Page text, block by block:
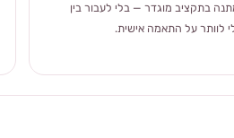
בתקציב מוגדר — בלי לעבור בין
לוותר על התאמה אישית.